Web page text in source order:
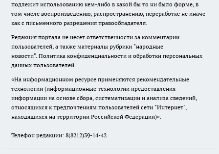
подлежит использованию кем-либо в какой бы то ни было форме, в
том числе воспроизведению, распространению, переработке не иначе
как с письменного разрешения правообладателя.
Редакция портала не несет ответственности за комментарии
пользователей, а также материалы рубрики "народные
новости". Политика конфиденциальности и обработки персональных
данных пользователей.
«На информационном ресурсе применяются рекомендательные
технологии (информационные технологии предоставления
информации на основе сбора, систематизации и анализа сведений,
относящихся к предпочтениям пользователей сети "Интернет",
находящихся на территории Российской Федерации)».
Телефон редакции: 8(8212)39-14-42